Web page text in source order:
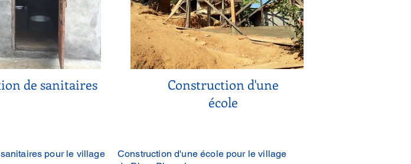
de sanitaires
Construction d'une
école
pour le village
Construction d'une école pour le village